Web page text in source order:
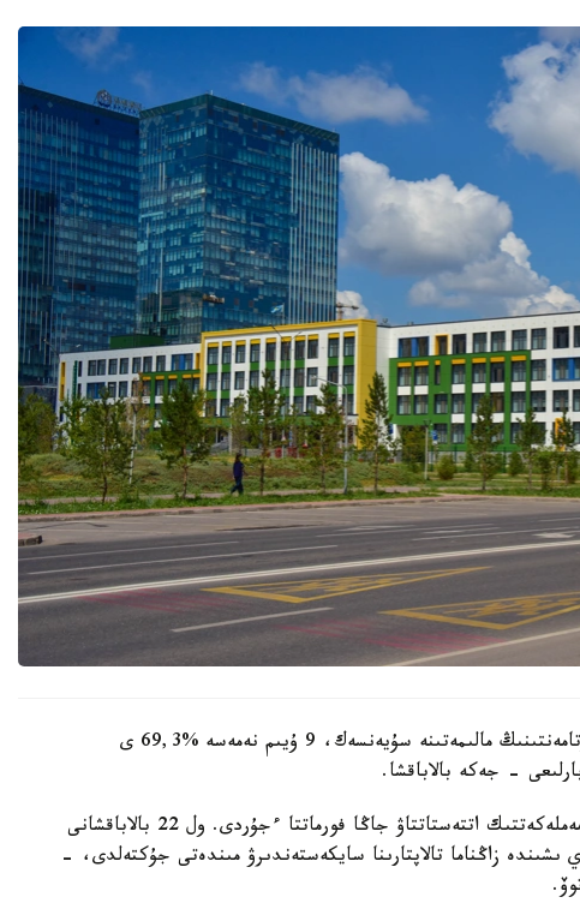
وبلىستىق ءبىلىم ساپاسىن قامتاماسىز ەتۋ دەپارتامەنتىنىڭ مالىمەتىنە سۇيەنسەك، 9 ۇيىم نەمەسە %69,3 ى
- جەكە بالاباقشا.
- مامىر ايىنان باستاپ ءبىلىم بەرۋ ۇيىمدارىن مەملەكەتتىك اتتەستاتتاۋ جاڭا فورماتتا ءجۇردى. ول 22 بالاباقشانى
13 ىنە انىقتالعان كەمشىلىكتەردى 3 اي ىشىندە زاڭناما تالاپتارىنا سايكەستەندىرۋ مىندەتى جۇكتەلدى، -